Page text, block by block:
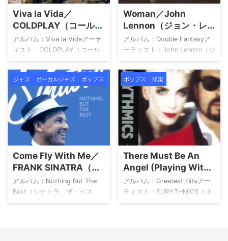
Rain 通常盤・輸入盤・限定盤
などによって収録曲、曲順が
異なる場合があ ...
イングランドで生まれ、幼少
期からギターを学び、11歳で作
曲を開始しました。16歳でロ
ンドンに移り住み、路上ライ
ブやスタジオでの活動を重ね
...
Viva la Vida／
COLDPLAY（コールド
プレイ）
アルバム：Viva la Vidaアーテ
ィスト：COLDPLAY（コール
ドプレイ） Viva la Vida (美し
き生命) コールドプレイ
Amazon 楽天市場 Yahoo!ショ
ッピング HMV TOWER
RECORDS Book Off メルカリ
この楽曲は ISUM（一般社団法
人音楽特定利用促進機構）登
録楽曲 です。 provided by
Wedding Sound アーティスト
について Coldplay（コールド
プレイ）は、ロンドンのユニ
ヴァーシティ・カレッジ・ロ
ンドンで出会ったChris ...
Woman／John
Lennon（ジョン・レ
ノン）
アルバム：Double Fantasyア
ーティスト：John Lennon（ジ
ョン・レノン） Double
Fantasy ジョン・レノン
Amazon 楽天市場 Yahoo!ショ
ッピング HMV TOWER
RECORDS Book Off メルカリ
provided by Wedding Sound
アーティストについて John
Lennon（ジョン・レノン）
は、20世紀の音楽界で最も影
響力のあるアーティストの一
人であり、伝説的バンド「The
Beatles（ザ・ビートルズ）」
の創設メンバーとして知 ...
ジャズ ボーカルジャズ ポップス
Come Fly With Me／
FRANK SINATRA（フ
ランク・シナトラ）
アルバム：Nothing But The
Best（シナトラ、ザ・ベス
ト!）アーティスト：FRANK
ポップス 洋楽
There Must Be An
Angel (Playing With
My Heart)／
EURYTHMICS（ユー
リズミックス）
アルバム：Greatest Hitsアー
ティスト：EURYTHMICS（ユ
ーリズミックス） 1Love Is a